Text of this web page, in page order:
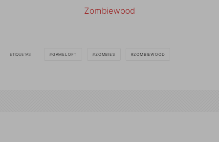
Zombiewood
ETIQUETAS GAMELOFT ZOMBIES ZOMBIEWOOD